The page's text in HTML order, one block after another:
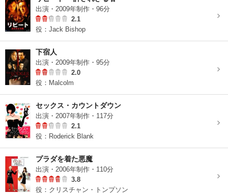
出演・2009年制作・96分
2.1
役：Jack Bishop
下宿人
出演・2009年制作・95分
2.0
役：Malcolm
セックス・カウントダウン
出演・2007年制作・117分
2.1
役：Roderick Blank
プラダを着た悪魔
出演・2006年制作・110分
3.8
役：クリスチャン・トンプソン